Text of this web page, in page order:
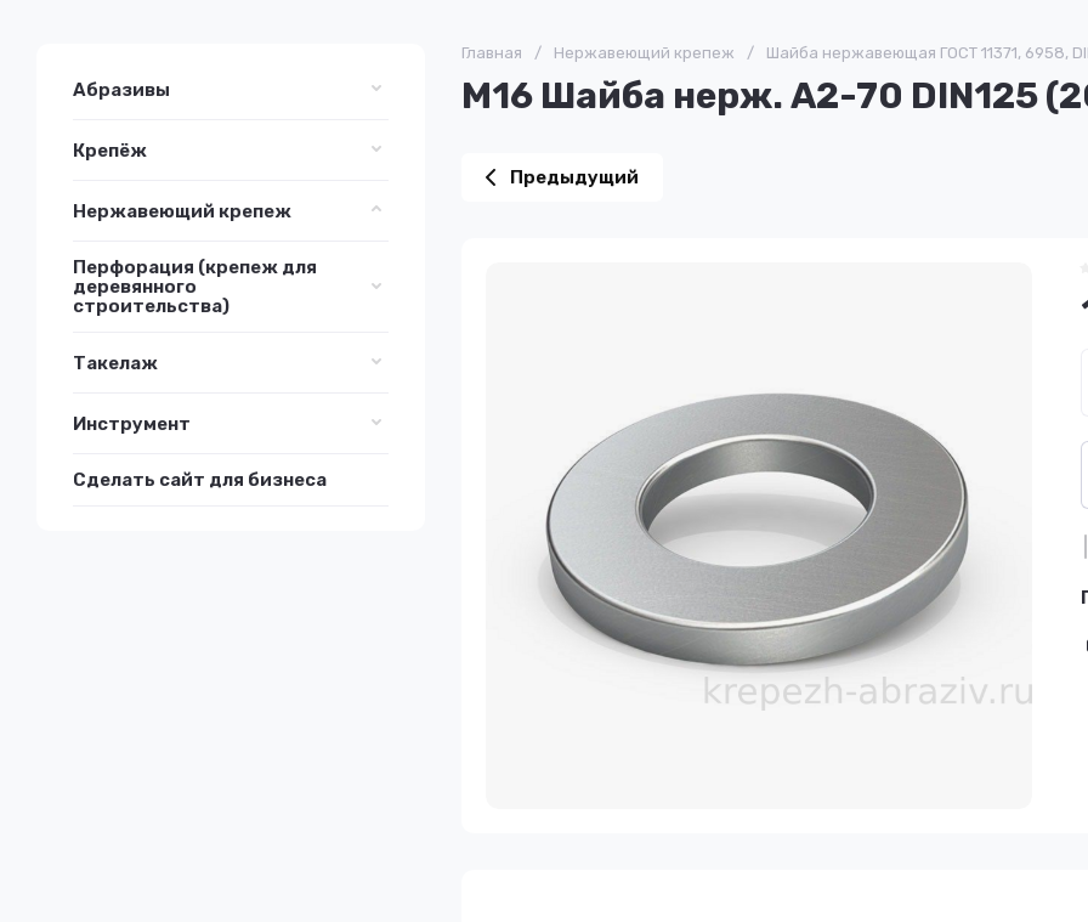
Абразивы
Крепёж
Нержавеющий крепеж
Перфорация (крепеж для
деревянного
строительства)
Такелаж
Инструмент
Сделать сайт для бизнеса
Главная / Нержавеющий крепеж / Шайба нержавеющая ГОСТ 11371, 6958,
М16 Шайба нерж. А2-70 DIN125
Предыдущий